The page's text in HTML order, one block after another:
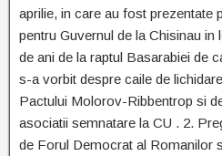
aprilie, in care au fost prezentate
pentru Guvernul de la Chisinau in
de ani de la raptul Basarabiei de
s-a vorbit despre caile de
Pactului Molorov-Ribbentrop si
asociatii semnatare la CU . 2.
de Forul Democrat al Romanilor